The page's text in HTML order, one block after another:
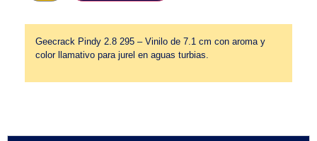
Geecrack Pindy 2.8 295 – Vinilo de 7.1 cm con aroma y
color llamativo para jurel en aguas turbias.